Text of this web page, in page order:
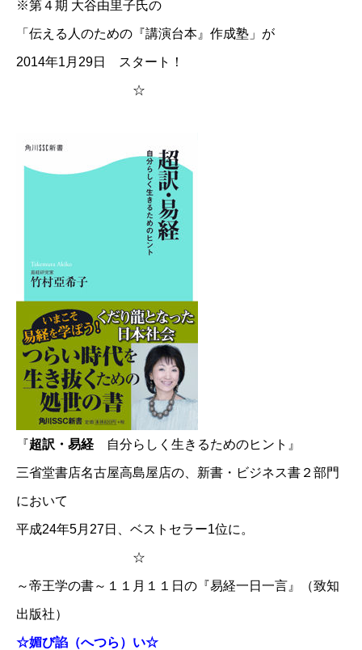
※第４期 大谷由里子氏の
「伝える人のための『講演台本』作成塾」が
2014年1月29日 スタート！
☆
『超訳・易経 自分らしく生きるためのヒント』
三省堂書店名古屋高島屋店の、新書・ビジネス書２部門
において
平成24年5月27日、ベストセラー1位に。
☆
～帝王学の書～１１月１１日の『易経一日一言』（致知
出版社）
☆媚び諂（へつら）い☆